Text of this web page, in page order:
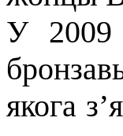
У 2009
якога